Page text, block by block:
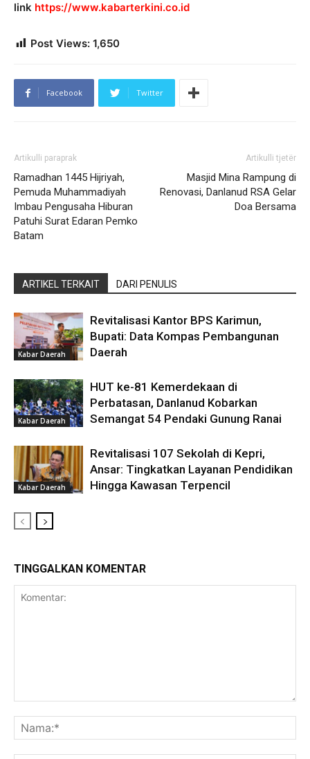
link https://www.kabarterkini.co.id
Post Views: 1,650
Facebook Twitter
Artikulli paraprak
Ramadhan 1445 Hijriyah,
Pemuda Muhammadiyah
Imbau Pengusaha Hiburan
Patuhi Surat Edaran Pemko
Batam
Artikulli tjetër
Masjid Mina Rampung di
Renovasi, Danlanud RSA Gelar
Doa Bersama
ARTIKEL TERKAIT DARI PENULIS
Kabar Daerah
Revitalisasi Kantor BPS Karimun,
Bupati: Data Kompas Pembangunan
Daerah
Kabar Daerah
HUT ke-81 Kemerdekaan di
Perbatasan, Danlanud Kobarkan
Semangat 54 Pendaki Gunung Ranai
Kabar Daerah
Revitalisasi 107 Sekolah di Kepri,
Ansar: Tingkatkan Layanan Pendidikan
Hingga Kawasan Terpencil
TINGGALKAN KOMENTAR